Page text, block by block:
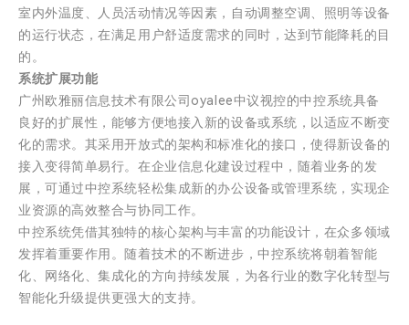
室内外温度、人员活动情况等因素，自动调整空调、照明等设备
的运行状态，在满足用户舒适度需求的同时，达到节能降耗的目
的。
系统扩展功能
广州欧雅丽信息技术有限公司oyalee中议视控的中控系统具备
良好的扩展性，能够方便地接入新的设备或系统，以适应不断变
化的需求。其采用开放式的架构和标准化的接口，使得新设备的
接入变得简单易行。在企业信息化建设过程中，随着业务的发
展，可通过中控系统轻松集成新的办公设备或管理系统，实现企
业资源的高效整合与协同工作。
中控系统凭借其独特的核心架构与丰富的功能设计，在众多领域
发挥着重要作用。随着技术的不断进步，中控系统将朝着智能
化、网络化、集成化的方向持续发展，为各行业的数字化转型与
智能化升级提供更强大的支持。